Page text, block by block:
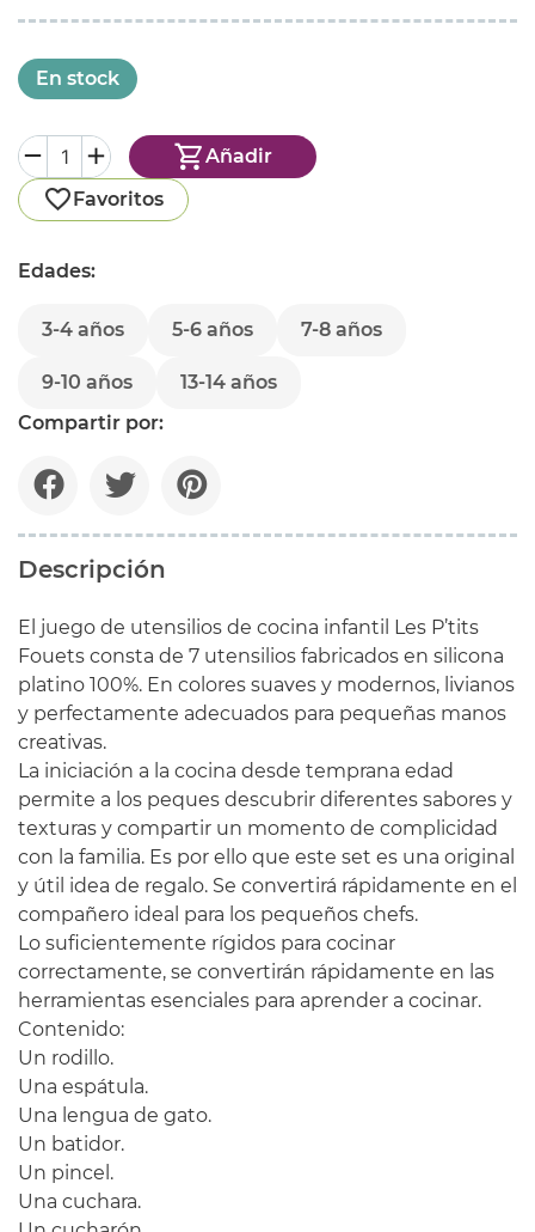
En stock
Añadir
Favoritos
Edades:
3-4 años 5-6 años 7-8 años
9-10 años
13-14 años
Compartir por:
Descripción
El juego de utensilios de cocina infantil Les P’tits
Fouets consta de 7 utensilios fabricados en silicona
platino 100%. En colores suaves y modernos, livianos
y perfectamente adecuados para pequeñas manos
creativas.
La iniciación a la cocina desde temprana edad
permite a los peques descubrir diferentes sabores y
texturas y compartir un momento de complicidad
con la familia. Es por ello que este set es una original
y útil idea de regalo. Se convertirá rápidamente en el
compañero ideal para los pequeños chefs.
Lo suficientemente rígidos para cocinar
correctamente, se convertirán rápidamente en las
herramientas esenciales para aprender a cocinar.
Contenido:
Un rodillo.
Una espátula.
Una lengua de gato.
Un batidor.
Un pincel.
Una cuchara.